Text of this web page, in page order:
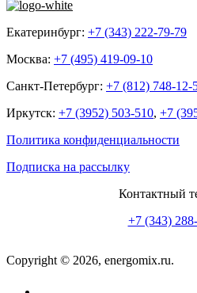
Екатеринбург: +7 (343) 222-79-79
Москва: +7 (495) 419-09-10
Санкт-Петербург: +7 (812) 748-12-
Иркутск: +7 (3952) 503-510, +7
Политика конфиденциальности
Подписка на рассылку
Контактный
+7 (343)
Copyright © 2026, energomix.ru.